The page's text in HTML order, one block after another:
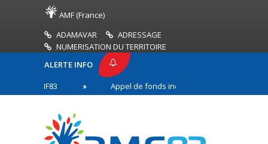
AMF (France)
ADAMAVAR
ADRESSAGE
NUMERISATION DU TERRITOIRE
ALERTE INFO
Appel de fonds incendies de forêt
première ligne